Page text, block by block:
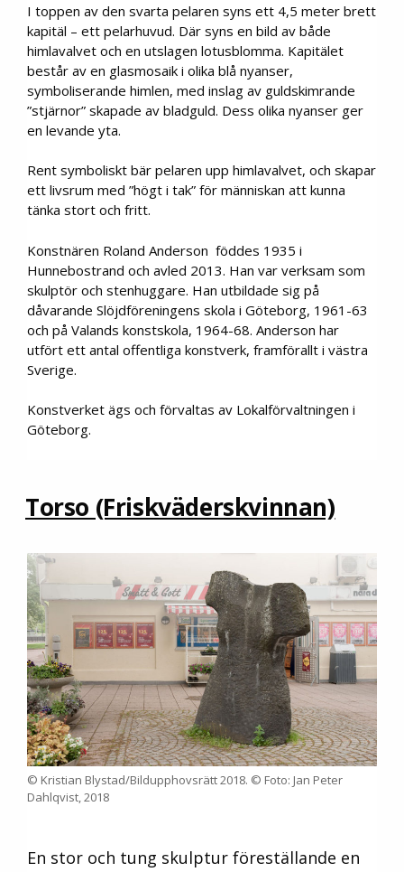
I toppen av den svarta pelaren syns ett 4,5 meter brett
kapitäl – ett pelarhuvud. Där syns en bild av både
himlavalvet och en utslagen lotusblomma. Kapitälet
består av en glasmosaik i olika blå nyanser,
symboliserande himlen, med inslag av guldskimrande
”stjärnor” skapade av bladguld. Dess olika nyanser ger
en levande yta.
Rent symboliskt bär pelaren upp himlavalvet, och skapar
ett livsrum med ”högt i tak” för människan att kunna
tänka stort och fritt.
Konstnären Roland Anderson föddes 1935 i
Hunnebostrand och avled 2013. Han var verksam som
skulptör och stenhuggare. Han utbildade sig på
dåvarande Slöjdföreningens skola i Göteborg, 1961-63
och på Valands konstskola, 1964-68. Anderson har
utfört ett antal offentliga konstverk, framförallt i västra
Sverige.
Konstverket ägs och förvaltas av Lokalförvaltningen i
Göteborg.
Torso (Friskväders­kvinnan)
© Kristian Blystad/Bildupphovsrätt 2018. © Foto: Jan Peter
Dahlqvist, 2018
En stor och tung skulptur föreställande en